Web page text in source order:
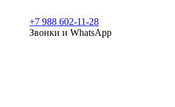
+7 988 602-11-28
Звонки и WhatsApp